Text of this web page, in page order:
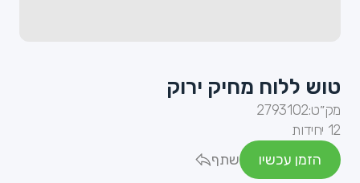
טוש ללוח מחיק ירוק
מק״ט:2793102
12 יחידות
הזמן עכשיו
שתף